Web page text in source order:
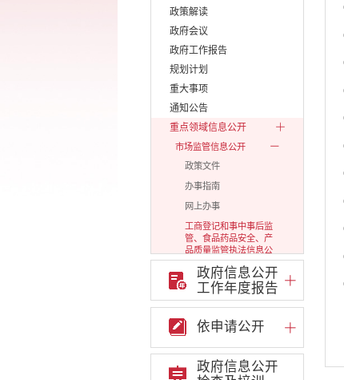
政策解读
政府会议
政府工作报告
规划计划
重大事项
通知公告
重点领域信息公开
市场监管信息公开
政策文件
办事指南
网上办事
工商登记和事中事后监
管、食品药品安全、产
品质量监管执法信息公
开
公示公告
审批改革信息公开
财政信息公开
住房保障信息公开
政府信息公开
工作年度报告
依申请公开
政府信息公开